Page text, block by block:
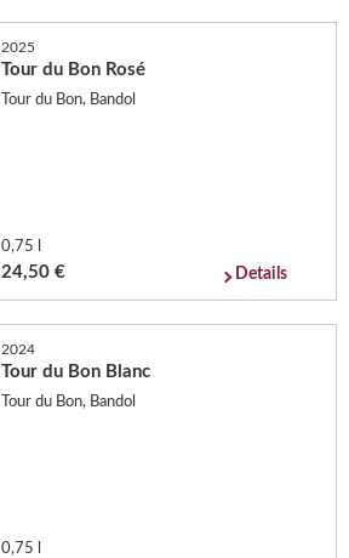
2025
Tour du Bon Rosé
Tour du Bon, Bandol
0,75 l
24,50 € Details
2024
Tour du Bon Blanc
Tour du Bon, Bandol
0,75 l